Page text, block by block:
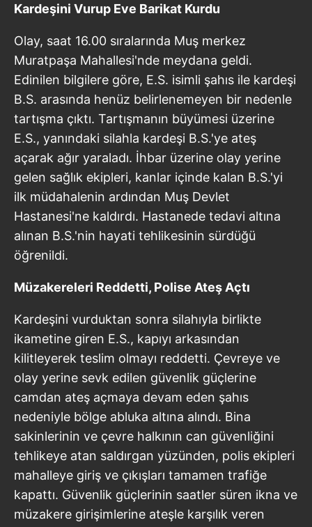
Kardeşini Vurup Eve Barikat Kurdu
Olay, saat 16.00 sıralarında Muş merkez
Muratpaşa Mahallesi'nde meydana geldi.
Edinilen bilgilere göre, E.S. isimli şahıs ile kardeşi
B.S. arasında henüz belirlenemeyen bir nedenle
tartışma çıktı. Tartışmanın büyümesi üzerine
E.S., yanındaki silahla kardeşi B.S.'ye ateş
açarak ağır yaraladı. İhbar üzerine olay yerine
gelen sağlık ekipleri, kanlar içinde kalan B.S.'yi
ilk müdahalenin ardından Muş Devlet
Hastanesi'ne kaldırdı. Hastanede tedavi altına
alınan B.S.'nin hayati tehlikesinin sürdüğü
öğrenildi.
Müzakereleri Reddetti, Polise Ateş Açtı
Kardeşini vurduktan sonra silahıyla birlikte
ikametine giren E.S., kapıyı arkasından
kilitleyerek teslim olmayı reddetti. Çevreye ve
olay yerine sevk edilen güvenlik güçlerine
camdan ateş açmaya devam eden şahıs
nedeniyle bölge abluka altına alındı. Bina
sakinlerinin ve çevre halkının can güvenliğini
tehlikeye atan saldırgan yüzünden, polis ekipleri
mahalleye giriş ve çıkışları tamamen trafiğe
kapattı. Güvenlik güçlerinin saatler süren ikna ve
müzakere girişimlerine ateşle karşılık veren